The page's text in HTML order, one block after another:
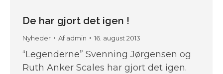
De har gjort det igen !
Nyheder Afadmin 16. august 2013
“Legenderne” Svenning Jørgensen og
Ruth Anker Scales har gjort det igen.